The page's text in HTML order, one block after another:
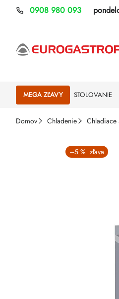
Prejsť
0908 980 093
MEGA ZĽAVY STOLOVANIE
Domov Chladenie Chladiace
–5 %